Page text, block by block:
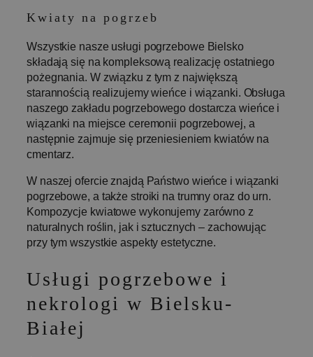
Kwiaty na pogrzeb
Wszystkie nasze usługi pogrzebowe Bielsko
składają się na kompleksową realizację ostatniego
pożegnania. W związku z tym z największą
starannością realizujemy wieńce i wiązanki. Obsługa
naszego zakładu pogrzebowego dostarcza wieńce i
wiązanki na miejsce ceremonii pogrzebowej, a
następnie zajmuje się przeniesieniem kwiatów na
cmentarz.
W naszej ofercie znajdą Państwo wieńce i wiązanki
pogrzebowe, a także stroiki na trumny oraz do urn.
Kompozycje kwiatowe wykonujemy zarówno z
naturalnych roślin, jak i sztucznych – zachowując
przy tym wszystkie aspekty estetyczne.
Usługi pogrzebowe i
nekrologi w Bielsku-
Białej